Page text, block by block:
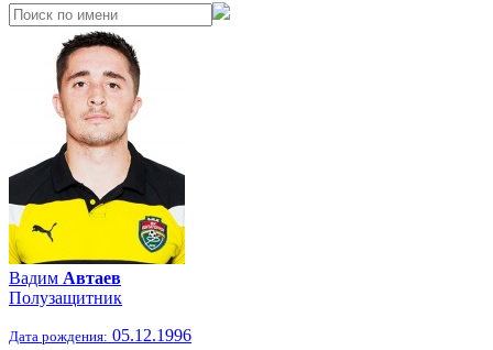
Вадим Автаев
Полузащитник
Дата рождения: 05.12.1996